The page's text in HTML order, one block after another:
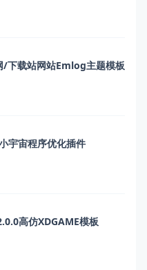
/下载站网站Emlog主题模板
宇宙程序优化插件
高仿XDGAME模板